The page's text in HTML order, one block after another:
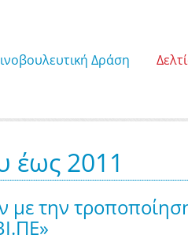
Δράση
έως 2011
με την